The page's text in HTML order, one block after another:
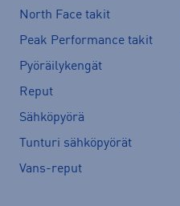
North Face takit
Peak Performance takit
Pyöräilykengät
Reput
Sähköpyörä
Tunturi sähköpyörät
Vans-reput